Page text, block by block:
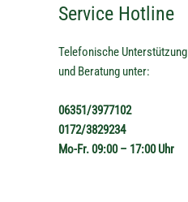
Service Hotline
Telefonische Unterstützung
und Beratung unter:
06351/3977102
0172/3829234
Mo-Fr. 09:00 – 17:00 Uhr